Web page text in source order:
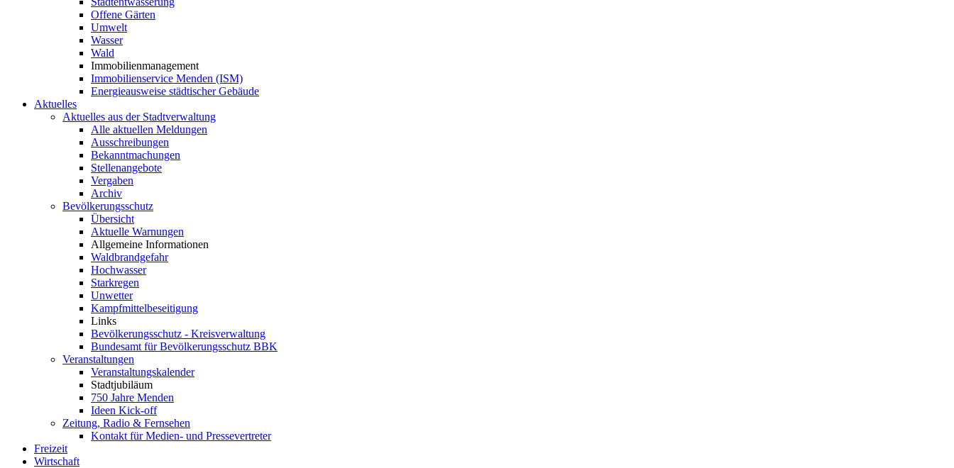
Offene Gärten
Umwelt
Wasser
Wald
Immobilienmanagement
Immobilienservice Menden (ISM)
Energieausweise städtischer Gebäude
Aktuelles
Aktuelles aus der Stadtverwaltung
Alle aktuellen Meldungen
Ausschreibungen
Bekanntmachungen
Stellenangebote
Vergaben
Archiv
Bevölkerungsschutz
Übersicht
Aktuelle Warnungen
Allgemeine Informationen
Waldbrandgefahr
Hochwasser
Starkregen
Unwetter
Kampfmittelbeseitigung
Links
Bevölkerungsschutz - Kreisverwaltung
Bundesamt für Bevölkerungsschutz BBK
Veranstaltungen
Veranstaltungskalender
Stadtjubiläum
750 Jahre Menden
Ideen Kick-off
Zeitung, Radio & Fernsehen
Kontakt für Medien- und Pressevertreter
Freizeit
Wirtschaft